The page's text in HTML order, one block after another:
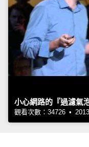
小心網路的『過濾氣泡
觀看次數：34726 •